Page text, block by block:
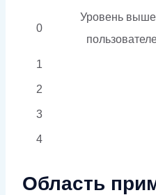
0
Уровень выше
1
2
3
4
Область